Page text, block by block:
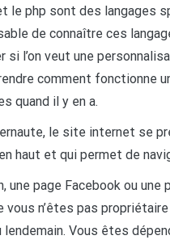
le php sont des langages
de connaître ces
si l’on veut une
comment fonctionne
quand il y en a.
le site internet se
haut et qui permet de
une page Facebook ou une
vous n’êtes pas
lendemain. Vous êtes